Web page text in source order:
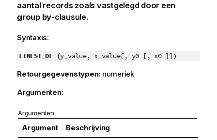
aantal records zoals vastgelegd door een
group by-clausule.
Syntaxis:
LINEST_DF (y_value, x_value[, y0 [, x0 ]] )
Retourgegevenstypen: numeriek
Argumenten:
Argumenten
Argument Beschrijving